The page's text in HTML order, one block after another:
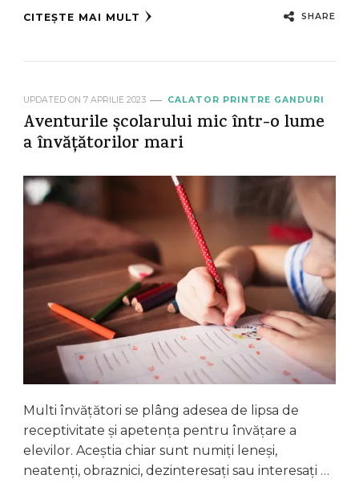
CITEȘTE MAI MULT SHARE
UPDATED ON 7 APRILIE 2023 CALATOR PRINTRE GANDURI
Aventurile școlarului mic într-o lume
a învățătorilor mari
Multi învățători se plâng adesea de lipsa de
receptivitate și apetența pentru învățare a
elevilor. Aceștia chiar sunt numiți leneși,
neatenți, obraznici, dezinteresați sau interesați …